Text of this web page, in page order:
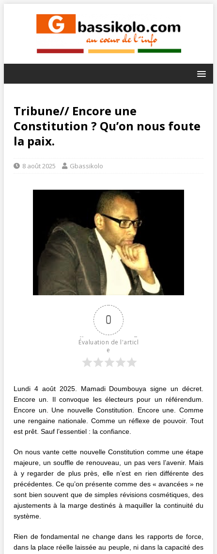
Tribune// Encore une
Constitution ? Qu’on nous foute
la paix.
8 août 2025 Gbassikolo
0
Évaluation de l'articl
e
Lundi 4 août 2025. Mamadi Doumbouya signe un décret.
Encore un. Il convoque les électeurs pour un référendum.
Encore un. Une nouvelle Constitution. Encore une. Comme
une rengaine nationale. Comme un réflexe de pouvoir. Tout
est prêt. Sauf l’essentiel : la confiance.
On nous vante cette nouvelle Constitution comme une étape
majeure, un souffle de renouveau, un pas vers l’avenir. Mais
à y regarder de plus près, elle n’est en rien différente des
précédentes. Ce qu’on présente comme des « avancées » ne
sont bien souvent que de simples révisions cosmétiques, des
ajustements à la marge destinés à maquiller la continuité du
système.
Rien de fondamental ne change dans les rapports de force,
dans la place réelle laissée au peuple, ni dans la capacité des